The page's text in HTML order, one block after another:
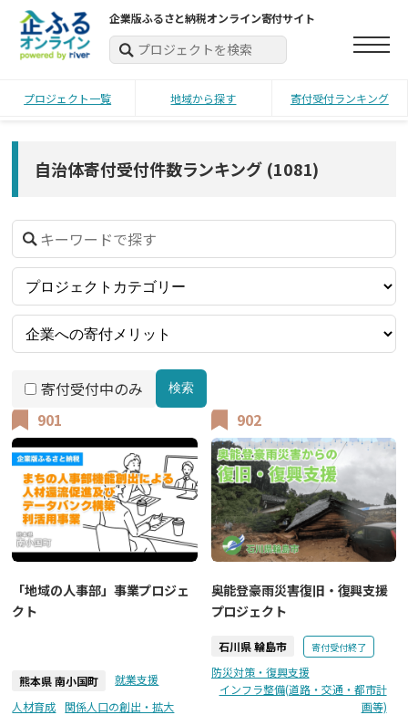
企業版ふるさと納税オンライン寄付サイト
プロジェクト一覧 地域から探す 寄付受付ランキング
自治体寄付受付件数ランキング (1081)
寄付受付中のみ 検索
901
「地域の人事部」事業プロジェ
クト
熊本県 南小国町
就業支援
人材育成
関係人口の創出・拡大
902
奥能登豪雨災害復旧・復興支援
プロジェクト
石川県 輪島市 寄付受付終了
防災対策・復興支援
インフラ整備(道路・交通・都市計
画等)